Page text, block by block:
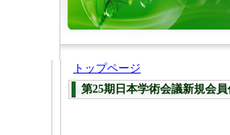
トップページ
第25期日本学術会議新規会